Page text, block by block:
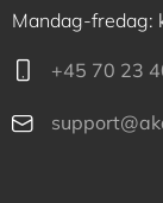
Mandag-fredag:
+45 70 23